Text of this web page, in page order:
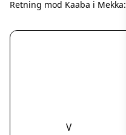
Retning mod Kaaba i Mekka:
V